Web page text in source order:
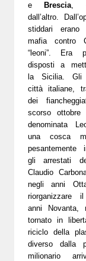
e
Brescia,
dall’altro.
stiddari
mafia contro
“leoni”. Era
disposti a
la Sicilia. Gli
città italiane,
dei
scorso ottobre
denominata
una cosca
pesantemente
gli arrestati
Claudio
negli anni
riorganizzare
anni
tornato in
riciclo della
diverso dalla
milionario